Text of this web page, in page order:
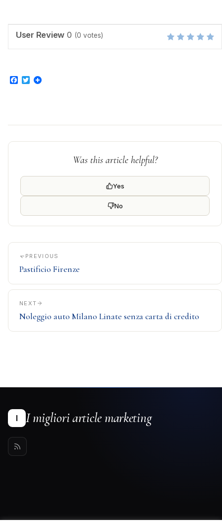
User Review 0 (0 votes)
Facebook
Twitter
Was this article helpful?
Yes
No
PREVIOUS
Pastificio Firenze
NEXT
Noleggio auto Milano Linate senza carta di credito
I I migliori article marketing